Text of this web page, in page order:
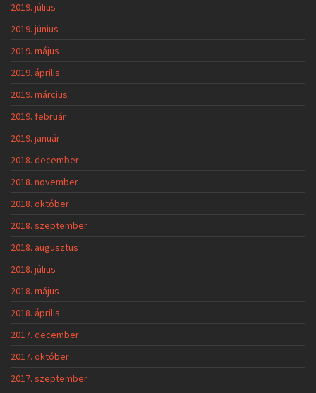
2019. július
2019. június
2019. május
2019. április
2019. március
2019. február
2019. január
2018. december
2018. november
2018. október
2018. szeptember
2018. augusztus
2018. július
2018. május
2018. április
2017. december
2017. október
2017. szeptember